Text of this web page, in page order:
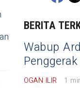
BERITA
Wabup
OGAN ILIR 1